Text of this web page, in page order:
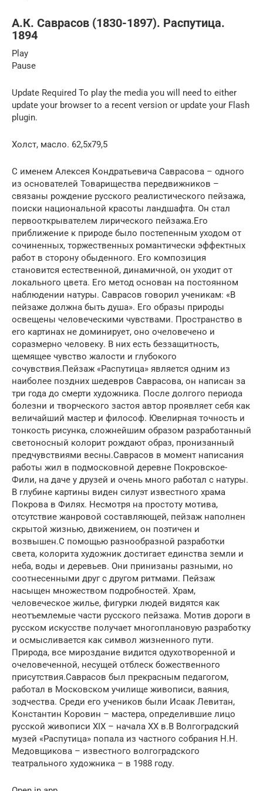
А.К. Саврасов (1830-1897). Распутица.
1894
Play
Pause
Update Required To play the media you will need to either
update your browser to a recent version or update your Flash
plugin.
Холст, масло. 62,5х79,5
С именем Алексея Кондратьевича Саврасова – одного
из основателей Товарищества передвижников –
связаны рождение русского реалистического пейзажа,
поиски национальной красоты ландшафта. Он стал
первооткрывателем лирического пейзажа.Его
приближение к природе было постепенным уходом от
сочиненных, торжественных романтически эффектных
работ в сторону обыденного. Его композиция
становится естественной, динамичной, он уходит от
локального цвета. Его метод основан на постоянном
наблюдении натуры. Саврасов говорил ученикам: «В
пейзаже должна быть душа». Его образы природы
освещены человеческими чувствами. Пространство в
его картинах не доминирует, оно очеловечено и
соразмерно человеку. В них есть беззащитность,
щемящее чувство жалости и глубокого
сочувствия.Пейзаж «Распутица» является одним из
наиболее поздних шедевров Саврасова, он написан за
три года до смерти художника. После долгого периода
болезни и творческого застоя автор проявляет себя как
величайший мастер и философ. Ювелирная точность и
тонкость рисунка, сложнейшим образом разработанный
светоносный колорит рождают образ, пронизанный
предчувствиями весны.Саврасов в момент написания
работы жил в подмосковной деревне Покровское-
Фили, на даче у друзей и очень много работал с натуры.
В глубине картины виден силуэт известного храма
Покрова в Филях. Несмотря на простоту мотива,
отсутствие жанровой составляющей, пейзаж наполнен
скрытой жизнью, движением, он поэтичен и
возвышен.С помощью разнообразной разработки
света, колорита художник достигает единства земли и
неба, воды и деревьев. Они принизаны разными, но
соотнесенными друг с другом ритмами. Пейзаж
насыщен множеством подробностей. Храм,
человеческое жилье, фигурки людей видятся как
неотъемлемые части русского пейзажа. Мотив дороги в
русском искусстве получает многоплановую разработку
и осмысливается как символ жизненного пути.
Природа, все мироздание видится одухотворенной и
очеловеченной, несущей отблеск божественного
присутствия.Саврасов был прекрасным педагогом,
работал в Московском училище живописи, ваяния,
зодчества. Среди его учеников были Исаак Левитан,
Константин Коровин – мастера, определившие лицо
русской живописи XIX – начала XX в.В Волгоградский
музей «Распутица» попала из частного собрания Н.Н.
Медовщикова – известного волгоградского
театрального художника – в 1988 году.